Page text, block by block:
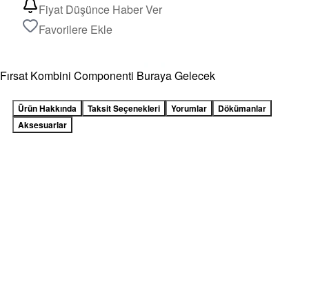
Fiyat Düşünce Haber Ver
Favorilere Ekle
Fırsat Kombini Componenti Buraya Gelecek
Ürün Hakkında Taksit Seçenekleri Yorumlar
Dökümanlar
Aksesuarlar